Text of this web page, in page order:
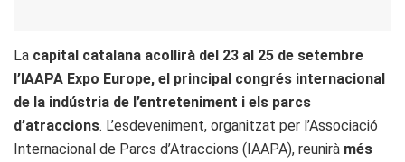
La capital catalana acollirà del 23 al 25 de setembre
l’IAAPA Expo Europe, el principal congrés internacional
de la indústria de l’entreteniment i els parcs
d’atraccions. L’esdeveniment, organitzat per l’Associació
Internacional de Parcs d’Atraccions (IAAPA), reunirà més